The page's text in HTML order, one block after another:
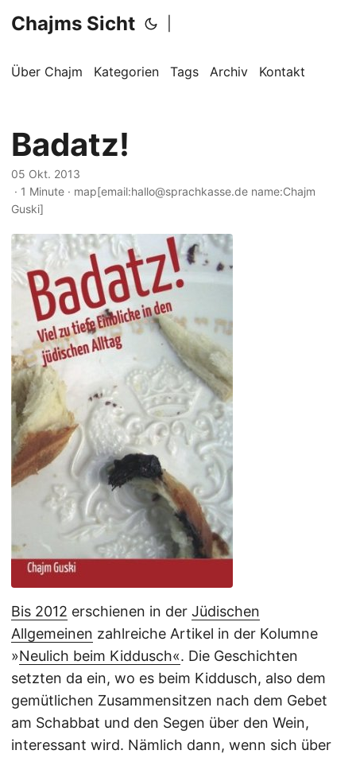
Chajms Sicht
Über Chajm Kategorien Tags Archiv Kontakt
Badatz!
05 Okt. 2013
· 1 Minute · map[email:hallo@sprachkasse.de name:Chajm
Guski]
Bis 2012 erschienen in der Jüdischen
Allgemeinen zahlreiche Artikel in der Kolumne
»Neulich beim Kiddusch«. Die Geschichten
setzten da ein, wo es beim Kiddusch, also dem
gemütlichen Zusammensitzen nach dem Gebet
am Schabbat und den Segen über den Wein,
interessant wird. Nämlich dann, wenn sich über